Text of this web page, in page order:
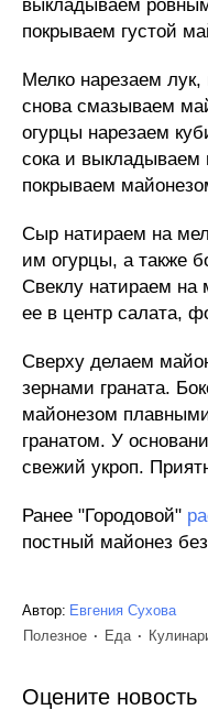
выкладываем
покрываем густой
Мелко нарезаем
снова смазываем
огурцы нарезаем
сока и выкладываем
покрываем
Сыр натираем на
им огурцы, а также
Свеклу натираем на
ее в центр салата,
Сверху делаем
зернами граната.
майонезом
гранатом. У
свежий укроп.
Ранее "Городовой"
постный майонез
Автор: Евгения Сухова
Полезное
Еда
Оцените новость